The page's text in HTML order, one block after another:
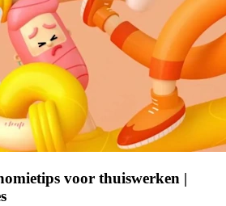
voor thuiswerken |